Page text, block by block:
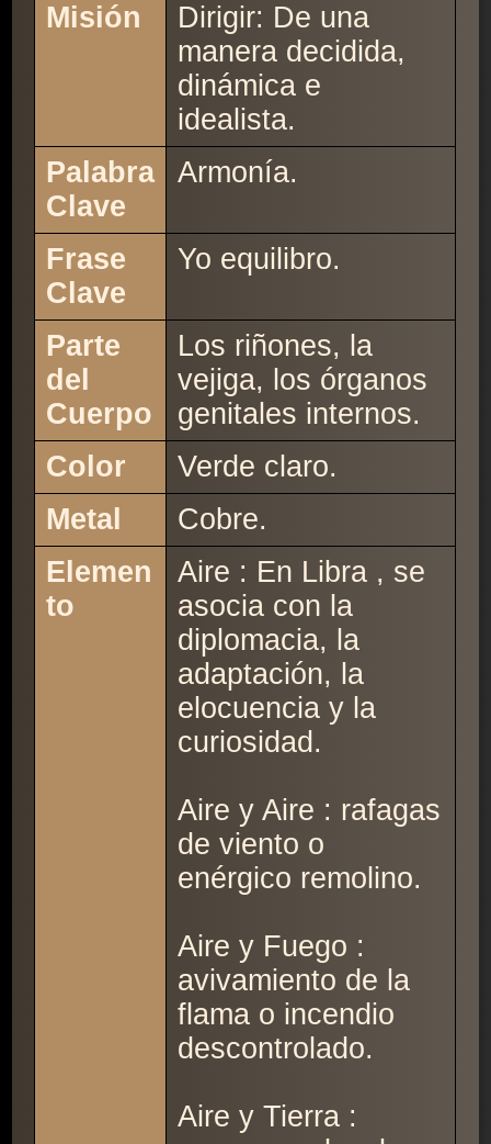
Misión
Dirigir: De una
manera decidida,
dinámica e
idealista.
Palabra
Clave
Armonía.
Frase
Clave
Yo equilibro.
Parte
del
Cuerpo
Los riñones, la
vejiga, los órganos
genitales internos.
Color
Verde claro.
Metal
Cobre.
Elemen
to
Aire : En Libra , se
asocia con la
diplomacia, la
adaptación, la
elocuencia y la
curiosidad.
Aire y Aire : rafagas
de viento o
enérgico remolino.
Aire y Fuego :
avivamiento de la
flama o incendio
descontrolado.
Aire y Tierra :